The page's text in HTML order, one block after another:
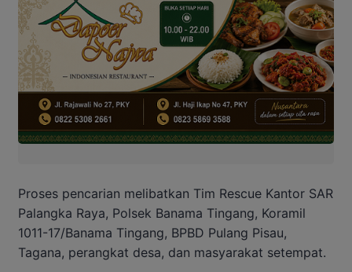
Proses pencarian melibatkan Tim Rescue Kantor SAR
Palangka Raya, Polsek Banama Tingang, Koramil
1011-17/Banama Tingang, BPBD Pulang Pisau,
Tagana, perangkat desa, dan masyarakat setempat.